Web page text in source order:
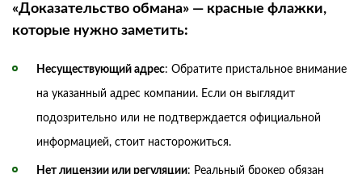
«Доказательство обмана» — красные флажки,
которые нужно заметить:
Несуществующий адрес: Обратите пристальное внимание
на указанный адрес компании. Если он выглядит
подозрительно или не подтверждается официальной
информацией, стоит насторожиться.
Нет лицензии или регуляции: Реальный брокер обязан